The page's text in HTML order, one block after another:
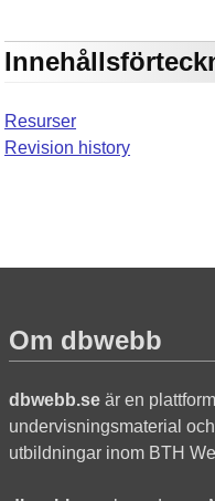
Resurser
Revision history
Om dbwebb
dbwebb.seär en
undervisningsmaterial
utbildningar inom BTH